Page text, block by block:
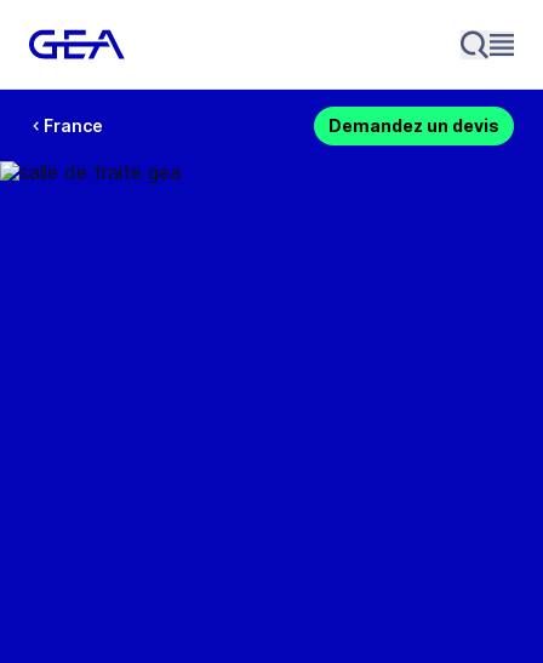
France Demandez un devis